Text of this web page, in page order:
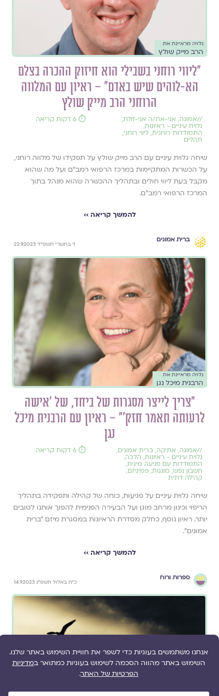
גלויה מראיינת את
הרב מייק שולץ
״ליווי רוחני בשבילי הוא חיזוק ההכרה בצלם
הא-לוהים שיש באדם״ – ראיון עם המלווה
הרוחני הרב מייק שולץ
//אמונה, אני-את/ה אני-זולת,
גלוית עיניים - ראיונות,
התמודדות רוחנית, ליווי רוחני,
תהלים
⏱️ 6 דקות קריאה
שיחה גלוית עיניים עם הרב מייק שולץ על תפקידו של מלווה רוחני,
על הכשרות המתקיימות במרכז הרפואי רמב״ם ועל מה שהוא
מקבל בעת ליווי חולים ובתהליך ההכשרה שהוא מנהל בתוך
המרכז הרפואי רמב"ם.
להמשך קריאה ››
ברית אמונים
ז׳ בתשרי תשפ״ד 22.9.2023
גלויה מראיינת את
הרבנית מיכל נגן
״צריך לייצר מסגרות של ביחד, של 'אישה
לרעותה תאמר חזק'״ – ראיון עם הרבנית מיכל
נגן
//אמונה, אתיקה, ברית אמונים,
גלוית עיניים - ראיונות, הלכה,
התמודדות עם פגיעה מינית,
חשבון נפש, מוגנות, פמיניזם,
קהילה דתית
⏱️ 6 דקות קריאה
שיחה גלוית עיניים על פגיעות, כוחה של קהילה ותפקידה בתהליך
הריפוי וכינון מרחב מוגן ועל הבעירה הפנימית להפוך אותנו לטובים
יותר. ראיון נוסף, כחלק מסדרת הראיונות במסגרת מיזם "ברית
אמונים".
להמשך קריאה ››
ספרות ורוח
כ״ח באלול תשפ״ג 14.9.2023